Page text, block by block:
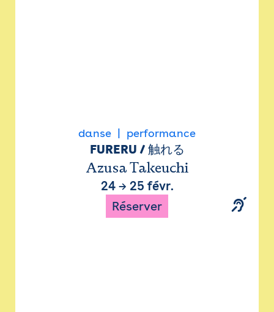
danse performance
FURERU / 触れる
Azusa Takeuchi
24→ 25 févr.
Réserver